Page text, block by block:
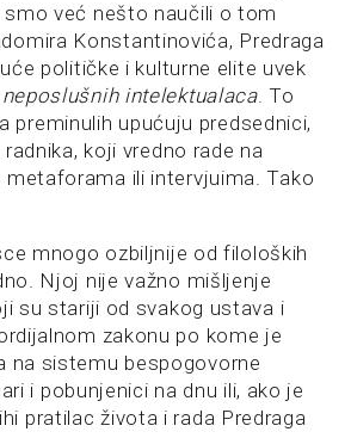
smo već nešto naučili o tom
Konstantinovića, Predraga
političke i kulturne elite uvek
intelektualaca. To
upućuju predsednici,
koji vredno rade na
metaforama ili intervjuima. Tako
mnogo ozbiljnije od filoloških
Njoj nije važno mišljenje
su stariji od svakog ustava i
zakonu po kome je
na sistemu bespogovorne
i pobunjenici na dnu ili, ako je
pratilac života i rada Predraga